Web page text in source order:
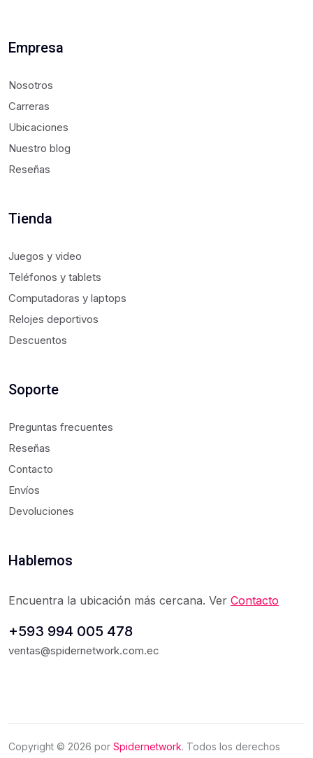
Empresa
Nosotros
Carreras
Ubicaciones
Nuestro blog
Reseñas
Tienda
Juegos y video
Teléfonos y tablets
Computadoras y laptops
Relojes deportivos
Descuentos
Soporte
Preguntas frecuentes
Reseñas
Contacto
Envíos
Devoluciones
Hablemos
Encuentra la ubicación más cercana. Ver Contacto
+593 994 005 478
ventas@spidernetwork.com.ec
Copyright © 2026 por Spidernetwork. Todos los derechos